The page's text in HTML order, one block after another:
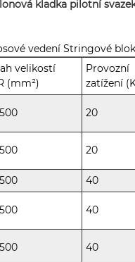
kladka pilotní
vedení Stringové
velikostí
(mm²)
Provozní
zatížení
20
20
40
40
40